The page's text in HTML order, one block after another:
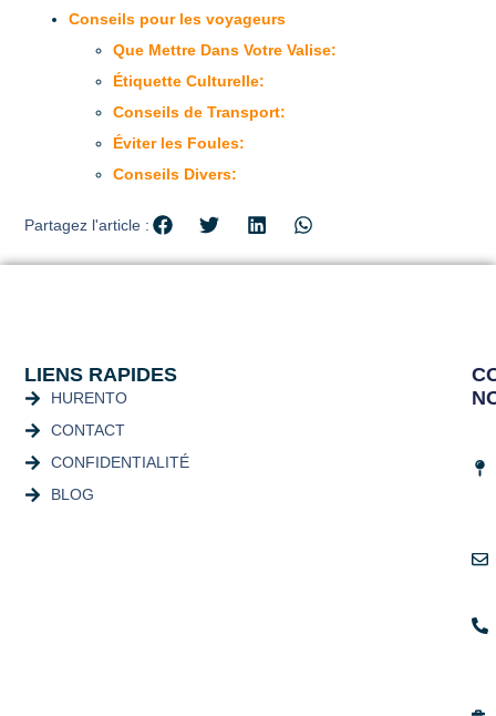
Conseils pour les voyageurs
Que Mettre Dans Votre Valise:
Étiquette Culturelle:
Conseils de Transport:
Éviter les Foules:
Conseils Divers:
Partagez l'article :
LIENS RAPIDES
HURENTO
CONTACT
CONFIDENTIALITÉ
BLOG